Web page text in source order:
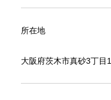
所在地
大阪府茨木市真砂3丁目